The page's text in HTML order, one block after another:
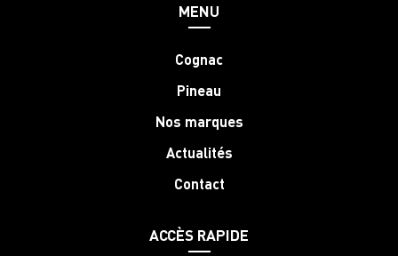
MENU
Cognac
Pineau
Nos marques
Actualités
Contact
ACCÈS RAPIDE